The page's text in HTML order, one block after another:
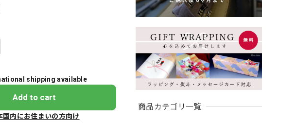
商品カテゴリ一覧
shipping available
Add to cart
国内にお住まいの方向け